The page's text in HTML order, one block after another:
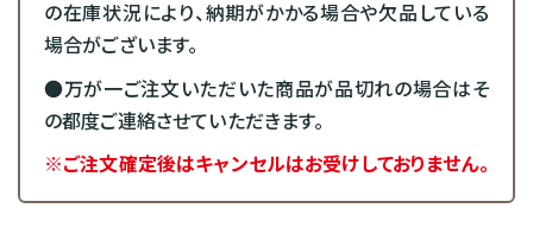
の在庫状況により、納期がかかる場合や欠品している
場合がございます。
●万が一ご注文いただいた商品が品切れの場合はそ
の都度ご連絡させていただきます。
※ご注文確定後はキャンセルはお受けしておりません。